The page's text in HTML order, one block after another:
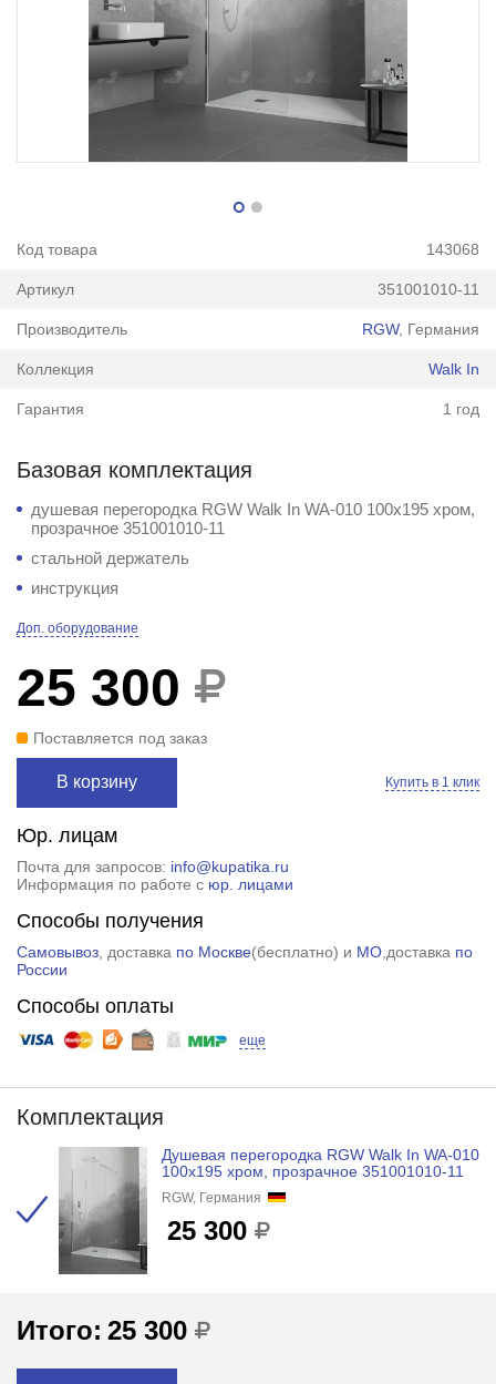
Код товара 143068
Артикул 351001010-11
Производитель RGW, Германия
Коллекция Walk In
Гарантия 1 год
Базовая комплектация
душевая перегородка RGW Walk In WA-010 100x195 хром,
прозрачное 351001010-11
стальной держатель
инструкция
Доп. оборудование
25 300
Поставляется под заказ
В корзину Купить в 1 клик
Юр. лицам
Почта для запросов: info@kupatika.ru
Информация по работе с юр. лицами
Способы получения
Самовывоз, доставка по Москве(бесплатно) и МО,доставка по
России
Способы оплаты
еще
Комплектация
Душевая перегородка RGW Walk In WA-010
100x195 хром, прозрачное 351001010-11
RGW, Германия
25 300
Итого: 25 300